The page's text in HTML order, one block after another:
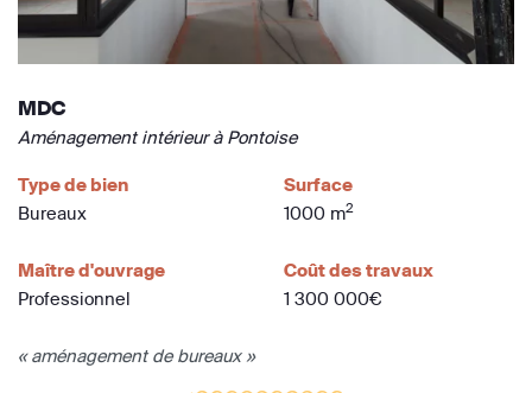
MDC
Aménagement intérieur à Pontoise
Type de bien
Bureaux
Surface
1000 m2
Maître d'ouvrage
Professionnel
Coût des travaux
1 300 000€
« aménagement de bureaux »